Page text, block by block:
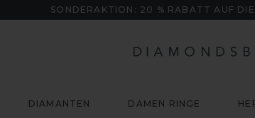
SONDERAKTION: 20 % RABATT AUF
DIAMANTEN DAMEN RINGE